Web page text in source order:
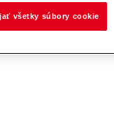
všetky súbory cookie